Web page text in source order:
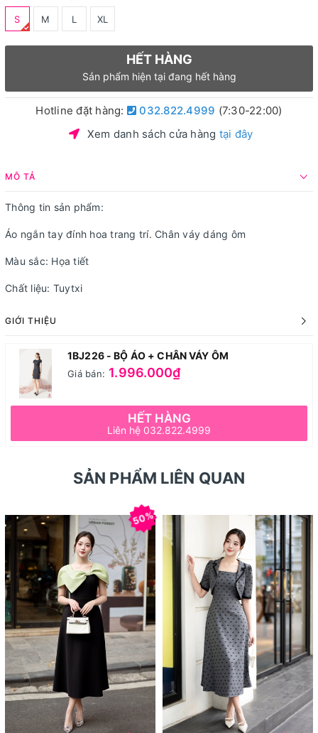
S M L XL
HẾT HÀNG
Sản phẩm hiện tại đang hết hàng
Hotline đặt hàng: 032.822.4999 (7:30-22:00)
Xem danh sách cửa hàng tại đây
MÔ TẢ
Thông tin sản phẩm:
Áo ngắn tay đính hoa trang trí. Chân váy dáng ôm
Màu sắc: Họa tiết
Chất liệu: Tuytxi
GIỚI THIỆU
1BJ226 - BỘ ÁO + CHÂN VÁY ÔM
Giá bán: 1.996.000₫
HẾT HÀNG
Liên hệ 032.822.4999
SẢN PHẨM LIÊN QUAN
50%